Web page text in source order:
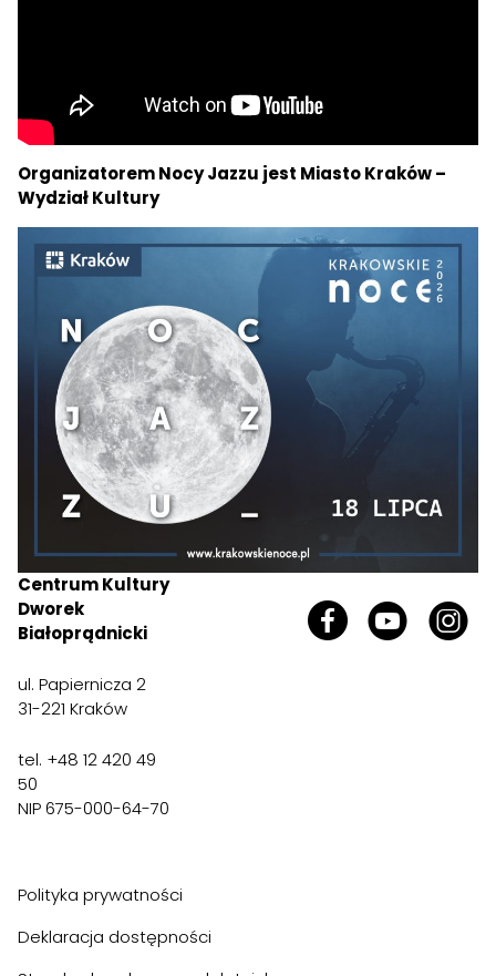
Organizatorem Nocy Jazzu jest Miasto Kraków –
Wydział Kultury
Centrum Kultury
Dworek
Białoprądnicki
ul. Papiernicza 2
31-221 Kraków
tel. +48 12 420 49
50
NIP 675-000-64-70
Polityka prywatności
Deklaracja dostępności